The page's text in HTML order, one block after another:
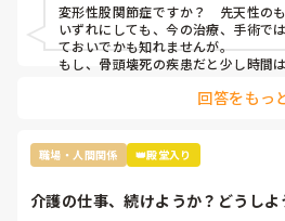
変形性股関節症ですか？　先天性の
いずれにしても、今の治療、手術で
ておいでかも知れませんが。
もし、骨頭壊死の疾患だと少し時間
要しても、勤務できるまでにはある
聞かれると思います。
さて、運動器の疾患と向き合って介
かおりんさんが、せっかく介護の仕
回答をもっ
職場・人間関係 👑殿堂入り
介護の仕事、続けようか？どうしよ